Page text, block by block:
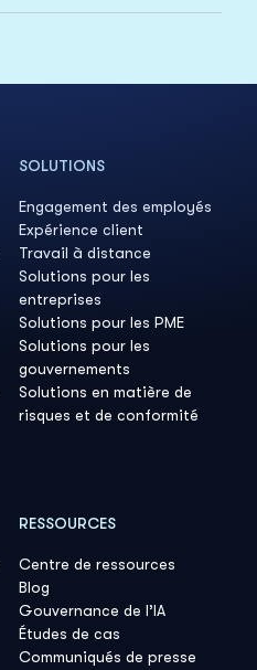
SOLUTIONS
Engagement des employés
Expérience client
Travail à distance
Solutions pour les
entreprises
Solutions pour les PME
Solutions pour les
gouvernements
Solutions en matière de
risques et de conformité
RESSOURCES
Centre de ressources
Blog
Gouvernance de l’IA
Études de cas
Communiqués de presse